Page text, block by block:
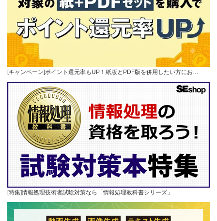
[キャンペーン]ポイント還元率もUP！紙版とPDF版を併用したい方にお…
[特集]情報処理技術者試験対策なら「情報処理教科書シリーズ」